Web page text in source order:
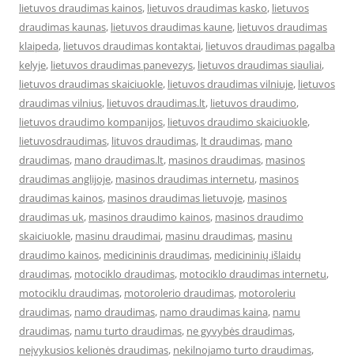
lietuvos draudimas kainos, lietuvos draudimas kasko, lietuvos
draudimas kaunas, lietuvos draudimas kaune, lietuvos draudimas
klaipeda, lietuvos draudimas kontaktai, lietuvos draudimas pagalba
kelyje, lietuvos draudimas panevezys, lietuvos draudimas siauliai,
lietuvos draudimas skaiciuokle, lietuvos draudimas vilniuje, lietuvos
draudimas vilnius, lietuvos draudimas.lt, lietuvos draudimo,
lietuvos draudimo kompanijos, lietuvos draudimo skaiciuokle,
lietuvosdraudimas, lituvos draudimas, lt draudimas, mano
draudimas, mano draudimas.lt, masinos draudimas, masinos
draudimas anglijoje, masinos draudimas internetu, masinos
draudimas kainos, masinos draudimas lietuvoje, masinos
draudimas uk, masinos draudimo kainos, masinos draudimo
skaiciuokle, masinu draudimai, masinu draudimas, masinu
draudimo kainos, medicininis draudimas, medicininių išlaidų
draudimas, motociklo draudimas, motociklo draudimas internetu,
motociklu draudimas, motorolerio draudimas, motoroleriu
draudimas, namo draudimas, namo draudimas kaina, namu
draudimas, namu turto draudimas, ne gyvybės draudimas,
neįvykusios kelionės draudimas, nekilnojamo turto draudimas,